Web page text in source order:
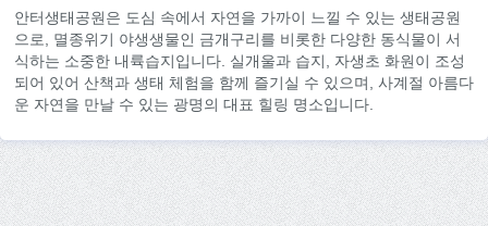
안터생태공원은 도심 속에서 자연을 가까이 느낄 수 있는 생태공원
으로, 멸종위기 야생생물인 금개구리를 비롯한 다양한 동식물이 서
식하는 소중한 내륙습지입니다. 실개울과 습지, 자생초 화원이 조성
되어 있어 산책과 생태 체험을 함께 즐기실 수 있으며, 사계절 아름다
운 자연을 만날 수 있는 광명의 대표 힐링 명소입니다.